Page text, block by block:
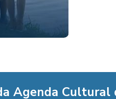
Agenda Cultural